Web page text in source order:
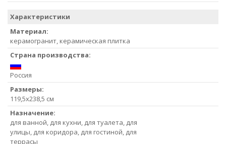
Характеристики
Материал:
керамогранит, керамическая плитка
Страна производства:
Россия
Размеры:
119,5x238,5 см
Назначение:
для ванной, для кухни, для туалета, для
улицы, для коридора, для гостиной, для
террасы